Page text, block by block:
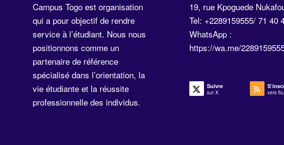
Campus Togo est organisation
qui a pour objectif de rendre
service à l’étudiant. Nous nous
positionnons comme un
partenaire de référence
spécialisé dans l’orientation, la
vie étudiante et la réussite
professionnelle des individus.
19, rue Kpoguede
Tel: +2289159555/ 71 40
WhatsApp :
https://wa.me/
Suivre
sur X vers